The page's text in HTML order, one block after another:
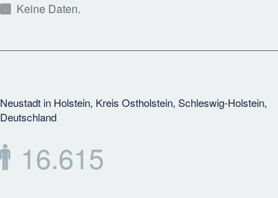
Keine Daten.
Neustadt in Holstein, Kreis Ostholstein, Schleswig-Holstein,
Deutschland
16.615